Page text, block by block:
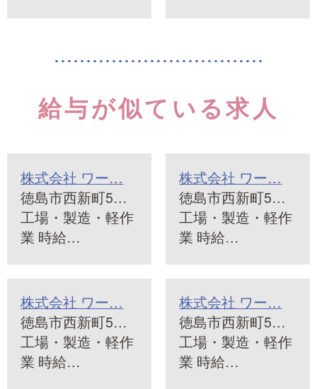
給与が似ている求人
株式会社 ワー…
徳島市西新町5…
工場・製造・軽作
業 時給…
株式会社 ワー…
徳島市西新町5…
工場・製造・軽作
業 時給…
株式会社 ワー…
徳島市西新町5…
工場・製造・軽作
業 時給…
株式会社 ワー…
徳島市西新町5…
工場・製造・軽作
業 時給…